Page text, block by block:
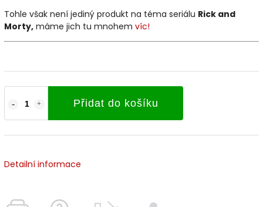
Přidat do košíku
Tohle však není jediný produkt na téma seriálu Rick and
Morty, máme jich tu mnohem víc!
Detailní informace